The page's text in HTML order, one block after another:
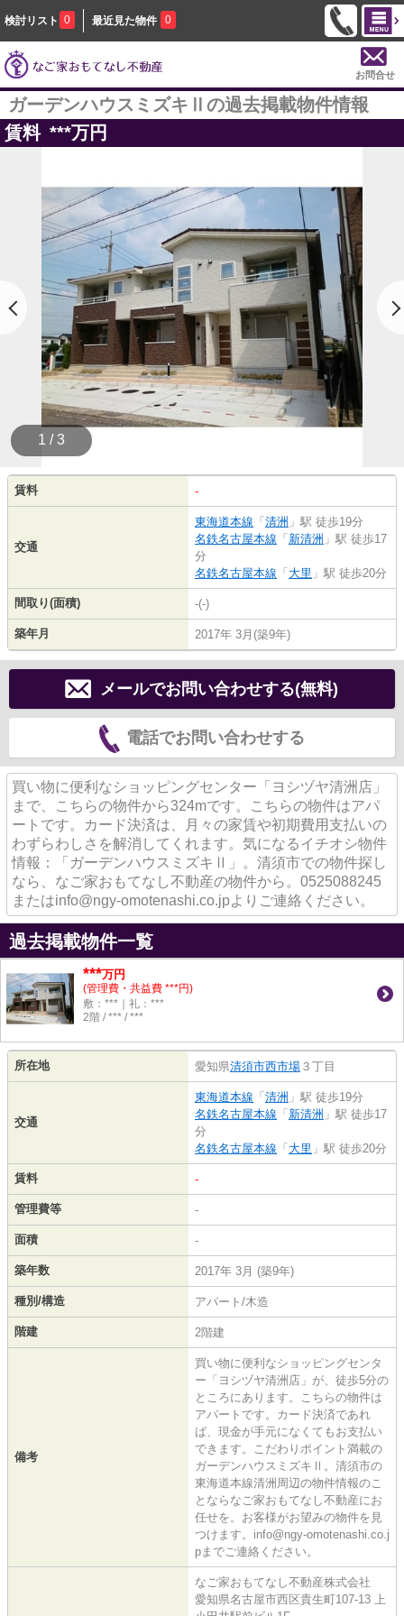
検討リスト 0 最近見た物件 0
お問合せ
ガーデンハウスミズキⅡの過去掲載物件情報
賃料 ***万円
1 / 3
賃料 -
交通
東海道本線 「 清洲 」駅 徒歩19分
名鉄名古屋本線 「 新清洲 」駅 徒歩17
分
名鉄名古屋本線 「 大里 」駅 徒歩20分
間取り(面積) -(-)
築年月 2017年 3月(築9年)
メールでお問い合わせする(無料)
電話でお問い合わせする
買い物に便利なショッピングセンター「ヨシヅヤ清洲店」
まで、こちらの物件から324mです。こちらの物件はアパ
ートです。カード決済は、月々の家賃や初期費用支払いの
わずらわしさを解消してくれます。気になるイチオシ物件
情報：「ガーデンハウスミズキⅡ」。清須市での物件探し
なら、なご家おもてなし不動産の物件から。0525088245
またはinfo@ngy-omotenashi.co.jpよりご連絡ください。
過去掲載物件一覧
***万円
(管理費・共益費 ***円)
敷：***｜礼：***
2階 / *** / ***
所在地 愛知県清須市西市場 ３丁目
交通
東海道本線 「 清洲 」駅 徒歩19分
名鉄名古屋本線 「 新清洲 」駅 徒歩17
分
名鉄名古屋本線 「 大里 」駅 徒歩20分
賃料 -
管理費等 -
面積 -
築年数 2017年 3月 (築9年)
種別/構造 アパート/木造
階建 2階建
備考
買い物に便利なショッピングセンタ
ー「ヨシヅヤ清洲店」が、徒歩5分の
ところにあります。こちらの物件は
アパートです。カード決済であれ
ば、現金が手元になくてもお支払い
できます。こだわりポイント満載の
ガーデンハウスミズキⅡ。清須市の
東海道本線清洲周辺の物件情報のこ
とならなご家おもてなし不動産にお
任せを。お客様がお望みの物件を見
つけます。info@ngy-omotenashi.co.j
pまでご連絡ください。
なご家おもてなし不動産株式会社
愛知県名古屋市西区貴生町107-13 上